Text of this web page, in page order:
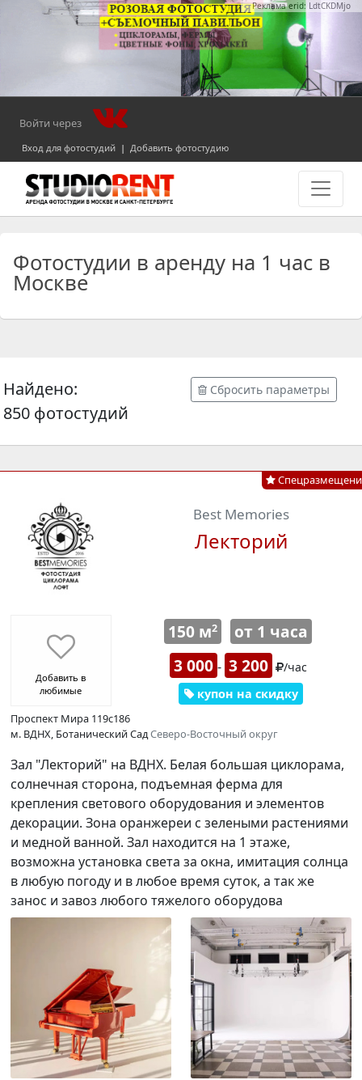
Реклама erid: LdtCKDMjo
Войти через
Вход для фотостудий | Добавить фотостудию
Фотостудии в аренду на 1 час в
Москве
Найдено:
850 фотостудий
Сбросить параметры
Best Memories
Лекторий
Добавить в
любимые
150 м2
от 1 часа
3 000 - 3 200
/час
купон на скидку
Проспект Мира 119с186
м. ВДНХ, Ботанический СадСеверо-Восточный округ
Зал "Лекторий" на ВДНХ. Белая большая циклорама,
солнечная сторона, подъемная ферма для
крепления светового оборудования и элементов
декорации. Зона оранжереи с зелеными растениями
и медной ванной. Зал находится на 1 этаже,
возможна установка света за окна, имитация солнца
в любую погоду и в любое время суток, а так же
занос и завоз любого тяжелого оборудова